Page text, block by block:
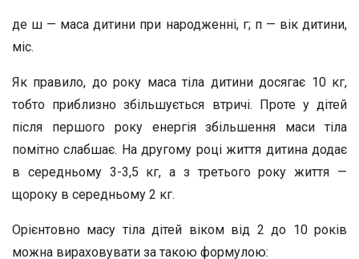
де ш — маса дитини при народженні, г; п — вік дитини,
міс.
Як правило, до року маса тіла дитини досягає 10 кг,
тобто приблизно збільшується втричі. Проте у дітей
після першого року енергія збільшення маси тіла
помітно слабшає. На другому році життя дитина додає
в середньому 3-3,5 кг, а з третього року життя —
щороку в середньому 2 кг.
Орієнтовно масу тіла дітей віком від 2 до 10 років
можна вираховувати за такою формулою: